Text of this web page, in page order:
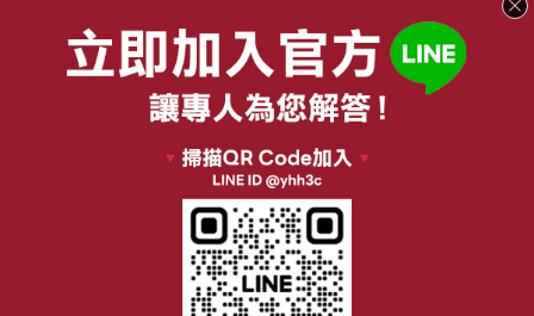
【買2送1】適用
Electrolux伊萊克斯
Q9(PQ91/PQ92) 手
持式吸塵器 排風口濾
網 前置濾棉 綠綠好日
NT$1,490
【買2送1】適用
Electrolux伊萊克斯
滑移百變吸塵器 排風
口濾網 前置濾棉 綠綠
NT$1,640